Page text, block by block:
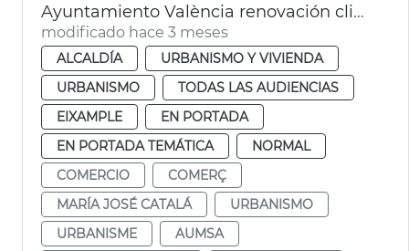
Ayuntamiento València renovación climatitzación Mercado de Colón
modificado hace 3 meses
ALCALDÍA
URBANISMO Y VIVIENDA
URBANISMO
TODAS LAS AUDIENCIAS
EIXAMPLE
EN PORTADA
EN PORTADA TEMÁTICA
NORMAL
COMERCIO
COMERÇ
MARÍA JOSÉ CATALÁ
URBANISMO
URBANISME
AUMSA